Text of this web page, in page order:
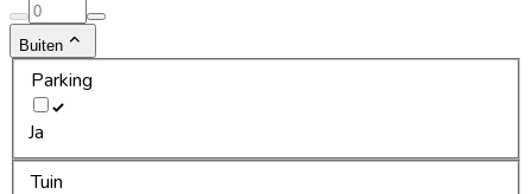
Buiten
Parking
Ja
Tuin